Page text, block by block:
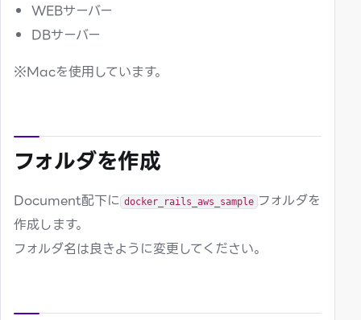
dockerを起動する
WEBサーバー
DBサーバー
※Macを使用しています。
フォルダを作成
Document配下に docker_rails_aws_sample フォルダを
作成します。
フォルダ名は良きように変更してください。